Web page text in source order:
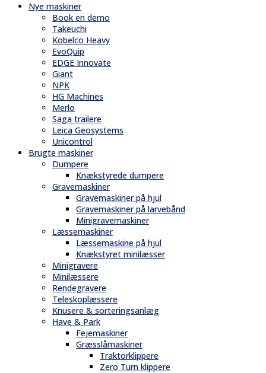
Nye maskiner
Book en demo
Takeuchi
Kobelco Heavy
EvoQuip
EDGE Innovate
Giant
NPK
HG Machines
Merlo
Saga trailere
Leica Geosystems
Unicontrol
Brugte maskiner
Dumpere
Knækstyrede dumpere
Gravemaskiner
Gravemaskiner på hjul
Gravemaskiner på larvebånd
Minigravemaskiner
Læssemaskiner
Læssemaskine på hjul
Knækstyret minilæsser
Minigravere
Minilæssere
Rendegravere
Teleskoplæssere
Knusere & sorteringsanlæg
Have & Park
Fejemaskiner
Græsslåmaskiner
Traktorklippere
Zero Turn klippere